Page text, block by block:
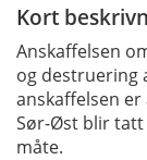
Kort
Anskaffelsen
og destruering
anskaffelsen
Sør-Øst blir tatt
måte.